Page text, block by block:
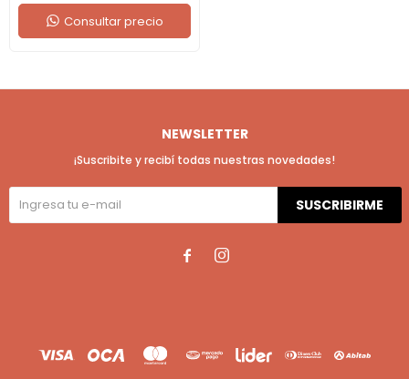
Consultar precio
NEWSLETTER
¡Suscribite y recibí todas nuestras novedades!
SUSCRIBIRME
 